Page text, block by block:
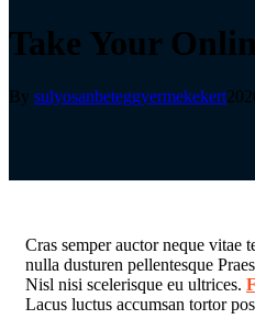
Take Your
By sulyosanbeteggyermekekert
Cras semper auctor neque
nulla dusturen pellentesque
Nisl nisi scelerisque eu ultrices.
Lacus luctus accumsan tortor